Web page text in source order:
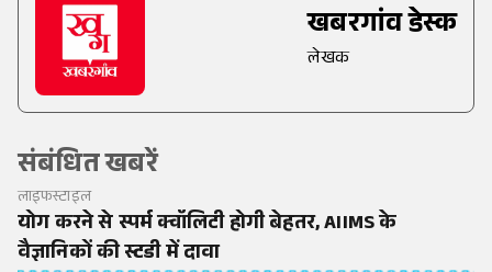
खबरगांव डेस्क
लेखक
संबंधित खबरें
लाइफस्टाइल
योग करने से स्पर्म क्वॉलिटी होगी बेहतर, AIIMS के
वैज्ञानिकों की स्टडी में दावा